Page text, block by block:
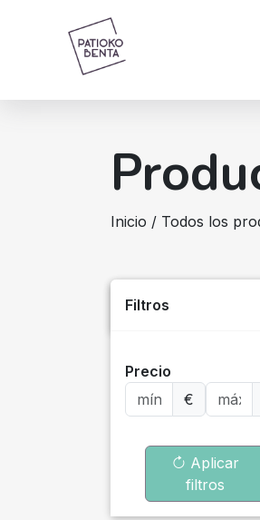
Inicio / Todos los
Filtros
Precio
€
Aplicar
filtros